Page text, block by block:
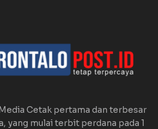
Cetak pertama dan terbesar
yang mulai terbit perdana pada 1